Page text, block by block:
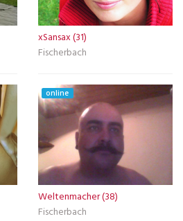
xSansax (31)
Fischerbach
online
Weltenmacher (38)
Fischerbach